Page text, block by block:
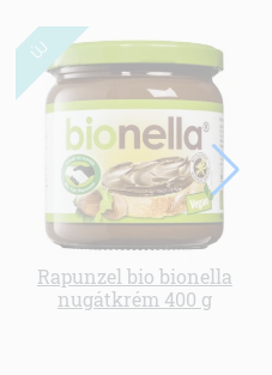
ÚJ
Rapunzel bio bionella
nugátkrém 400 g